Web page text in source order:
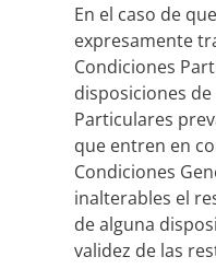
En el caso de
expresamente
Condiciones
disposiciones
Particulares
que entren en
Condiciones
inalterables el
de alguna
validez de las